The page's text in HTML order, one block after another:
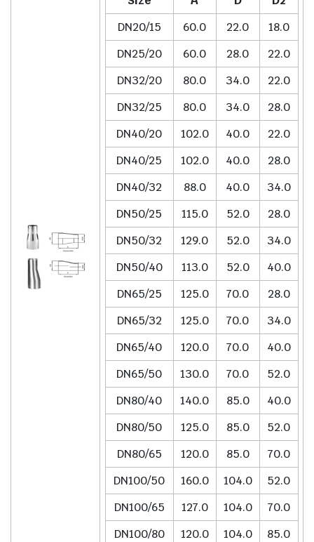
DN20/15
60.0 22.0
18.0
DN25/20
60.0 28.0
22.0
DN32/20
80.0 34.0
22.0
DN32/25
80.0 34.0
28.0
DN40/20
102.0 40.0
22.0
DN40/25
102.0 40.0
28.0
DN40/32
88.0 40.0
34.0
DN50/25
115.0 52.0
28.0
DN50/32
129.0 52.0
34.0
DN50/40
113.0 52.0
40.0
DN65/25
125.0 70.0
28.0
DN65/32
125.0 70.0
34.0
DN65/40
120.0 70.0
40.0
DN65/50
130.0 70.0
52.0
DN80/40
140.0 85.0
40.0
DN80/50
125.0 85.0
52.0
DN80/65
120.0 85.0
70.0
DN100/50
160.0 104.0
52.0
DN100/65
127.0 104.0
70.0
DN100/80
120.0 104.0 85.0